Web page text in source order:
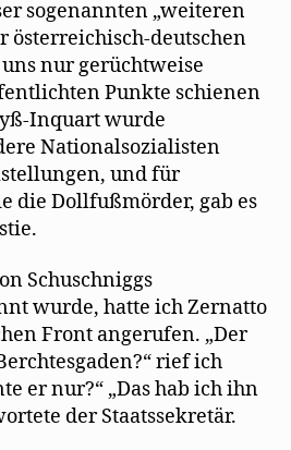
sogenannten „weiteren
österreichisch-deutschen
nur gerüchtweise
Punkte schienen
Inquart wurde
Nationalsozialisten
und für
die Dollfußmörder, gab es
Schuschniggs
wurde, hatte ich Zernatto
Front angerufen. „Der
rief ich
er nur?“ „Das hab ich ihn
der Staatssekretär.